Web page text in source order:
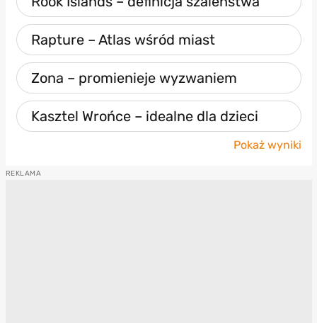
Rapture – Atlas wśród miast
Zona – promienieje wyzwaniem
Kasztel Wrońce – idealne dla dzieci
Pokaż wyniki